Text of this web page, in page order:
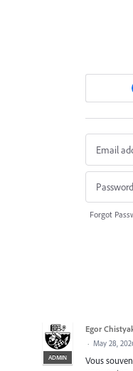
Forgot
ADMIN
Egor
· May 28,
Vous